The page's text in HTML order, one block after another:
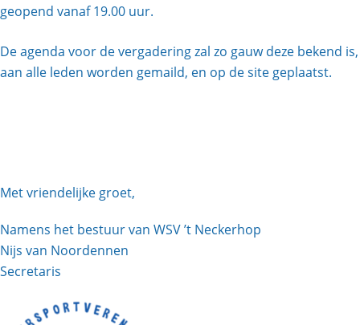
geopend vanaf 19.00 uur.
De agenda voor de vergadering zal zo gauw deze bekend is,
aan alle leden worden gemaild, en op de site geplaatst.
Met vriendelijke groet,
Namens het bestuur van WSV ’t Neckerhop
Nijs van Noordennen
Secretaris